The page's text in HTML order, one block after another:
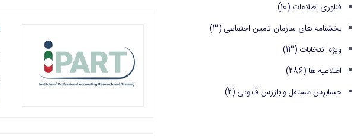
فناوری اطلاعات (10)
بخشنامه های سازمان تامین اجتماعی (3)
ویژه انتخابات (13)
اطلاعیه ها (286)
حسابرس مستقل و بازرس قانونی (2)